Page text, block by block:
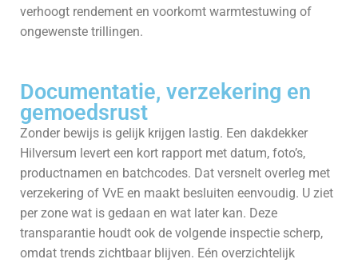
verhoogt rendement en voorkomt warmtestuwing of
ongewenste trillingen.
Documentatie, verzekering en
gemoedsrust
Zonder bewijs is gelijk krijgen lastig. Een dakdekker
Hilversum levert een kort rapport met datum, foto’s,
productnamen en batchcodes. Dat versnelt overleg met
verzekering of VvE en maakt besluiten eenvoudig. U ziet
per zone wat is gedaan en wat later kan. Deze
transparantie houdt ook de volgende inspectie scherp,
omdat trends zichtbaar blijven. Eén overzichtelijk